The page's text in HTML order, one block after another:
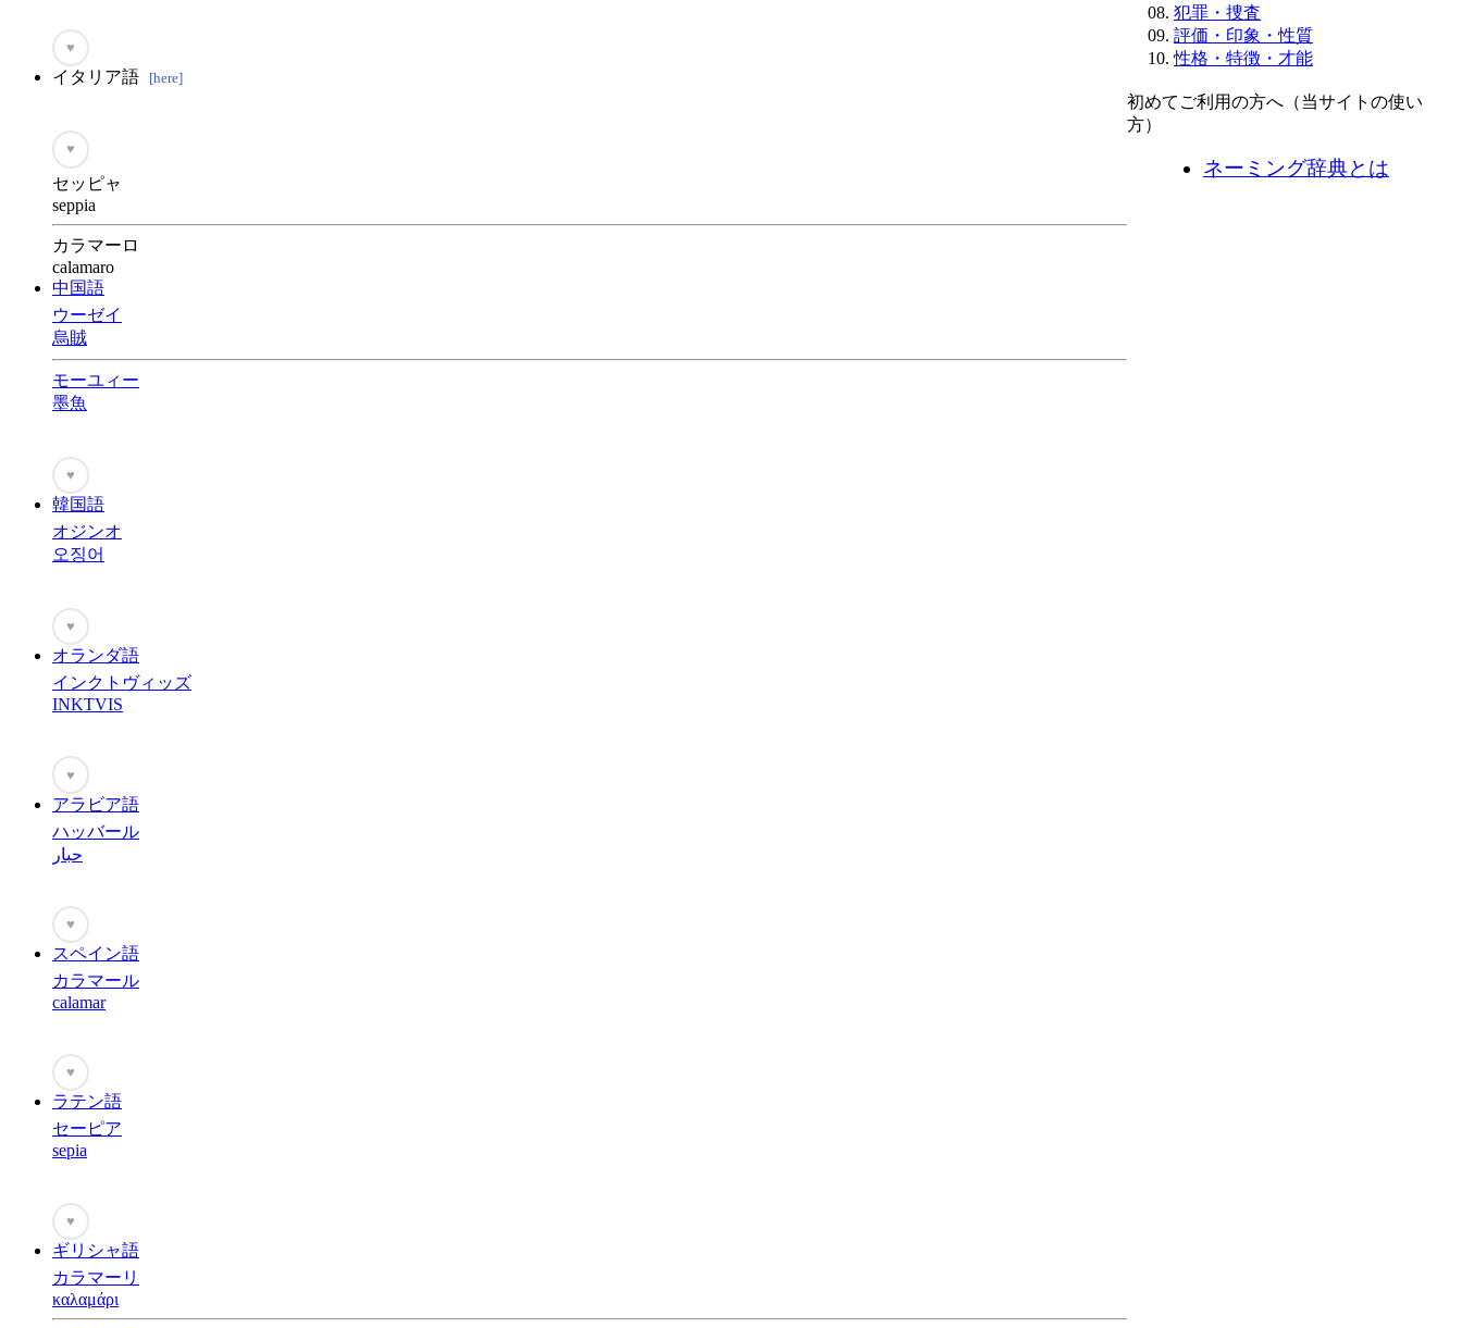
♥
イタリア語 [here]
♥
セッピャ
seppia
カラマーロ
calamaro
中国語
ウーゼイ
烏賊
モーユィー
墨魚
♥
韓国語
オジンオ
오징어
♥
オランダ語
インクトヴィッズ
INKTVIS
♥
アラビア語
ハッバール
حبار
♥
スペイン語
カラマール
calamar
♥
ラテン語
セーピア
sepia
♥
ギリシャ語
カラマーリ
καλαμάρι
犯罪・捜査
評価・印象・性質
性格・特徴・才能
初めてご利用の方へ（当サイトの使い
方）
ネーミング辞典とは